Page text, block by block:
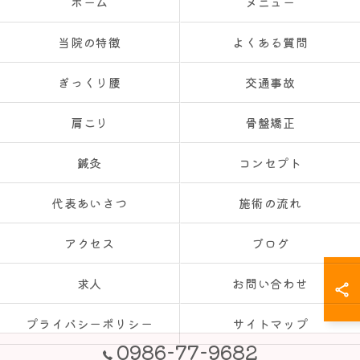
0986-77-9682
当院の特徴 よくある質問
ぎっくり腰 交通事故
肩こり 骨盤矯正
鍼灸 コンセプト
代表あいさつ 施術の流れ
アクセス ブログ
求人 お問い合わせ
プライバシーポリシー サイトマップ